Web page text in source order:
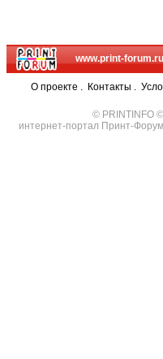
www.print-forum.ru
О проекте . Контакты .
© PRINTINFO
интернет-портал Принт-